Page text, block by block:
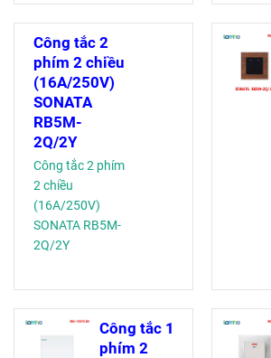
Công tắc 2
phím 2 chiều
(16A/250V)
SONATA
RB5M-
2Q/2Y
Công tắc 2 phím
2 chiều
(16A/250V)
SONATA RB5M-
2Q/2Y
Công tắc 1
phím 2